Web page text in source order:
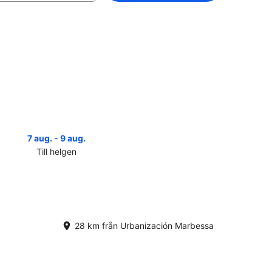
7 aug. - 9 aug.
Till helgen
inför
28 km från Urbanización Marbessa